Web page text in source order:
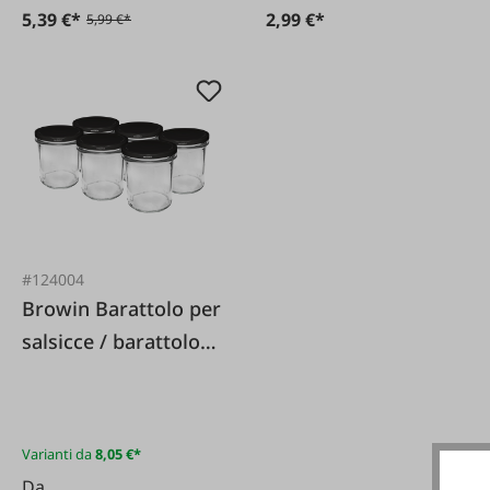
5,39 €* 5,99 €* 2,99 €*
#124004
Browin Barattolo per
salsicce / barattolo
Varianti da8,05 €*